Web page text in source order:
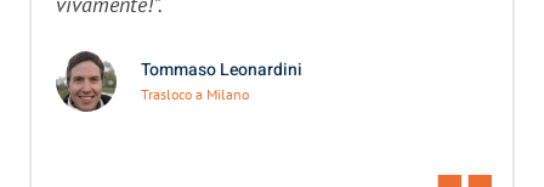
Tommaso Leonardini
Trasloco a Milano